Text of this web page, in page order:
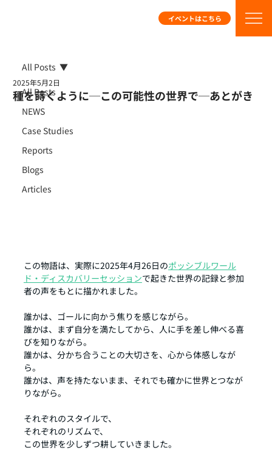
イベントはこちら
All Posts
NEWS
Case Studies
Reports
Blogs
Articles
All Posts
種を蒔くように─この可能性の世界で─あとがき
2025年5月2日
この物語は、実際に2025年4月26日のポッシブルワール
ド・ディスカバリーセッションで起きた世界の記録と参加
者の声をもとに描かれました。
誰かは、ゴールに向かう焦りを感じながら。
誰かは、まず自分を満たしてから、人に手を差し伸べる喜
びを知りながら。
誰かは、分かち合うことの大切さを、心から体感しなが
ら。
誰かは、声を持たないまま、それでも確かに世界とつなが
りながら。
それぞれのスタイルで、
それぞれのリズムで、
この世界を少しずつ耕していきました。